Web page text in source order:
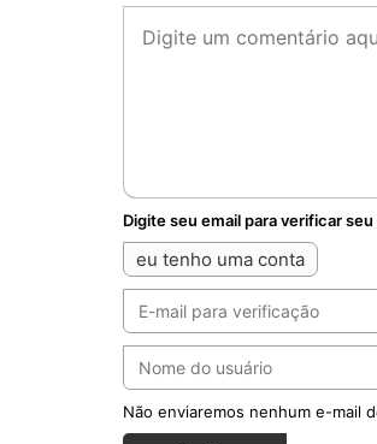
Digite seu email para verificar
eu tenho uma conta
Não enviaremos nenhum e-mail